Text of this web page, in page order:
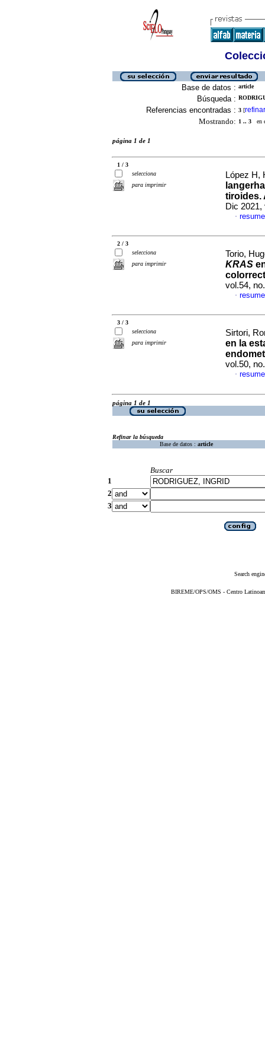
Base de datos : article
Búsqueda :
Referencias encontradas : 3 [refinar
Mostrando: 1 .. 3 en
página 1 de 1
1 / 3
selecciona
para imprimir
López H,
tiroides.
Dic 2021,
·
2 / 3
selecciona
para imprimir
Torio,
KRAS
vol.54,
·
3 / 3
selecciona
para imprimir
Sirtori,
en la
vol.50,
·
página 1 de 1
Refinar la búsqueda
Base de datos : article
Buscar
1
2
3
Search
BIREME/OPS/OMS - Centro